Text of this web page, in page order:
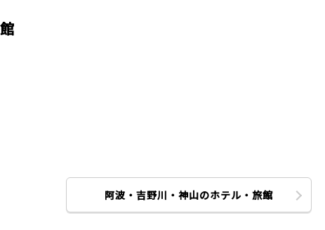
阿波・吉野川・神山のホテル・旅館